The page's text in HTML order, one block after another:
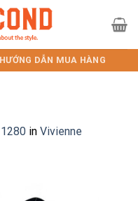
HƯỚNG DẪN MUA HÀNG
in Vivienne